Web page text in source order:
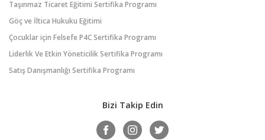
Taşınmaz Ticaret Eğitimi Sertifika Programı
Göç ve İltica Hukuku Eğitimi
Çocuklar için Felsefe P4C Sertifika Programı
Liderlik Ve Etkin Yöneticilik Sertifika Programı
Satış Danışmanlığı Sertifika Programı
Bizi Takip Edin